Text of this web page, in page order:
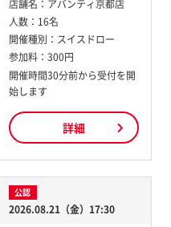
店舗名： アバンティ京都店
人数： 16名
開催種別： スイスドロー
参加料： 300円
開催時間30分前から受付を開
始します
詳細
公認
2026.08.21（金）17:30